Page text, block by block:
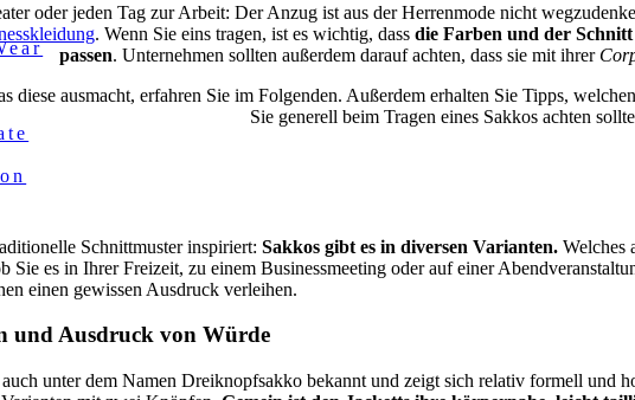
oder jeden Tag zur Arbeit: Der Anzug ist aus der Herrenmode nicht
. Wenn Sie eins tragen, ist es wichtig, dass die Farben und der
passen. Unternehmen sollten außerdem darauf achten, dass sie mit ihrer
diese ausmacht, erfahren Sie im Folgenden. Außerdem erhalten Sie Tipps,
Sie generell beim Tragen eines Sakkos achten
Schnittmuster inspiriert:Sakkos gibt es in diversen Varianten.Welches
Sie es in Ihrer Freizeit, zu einem Businessmeeting oder auf einer
einen gewissen Ausdruck verleihen.
und Ausdruck von Würde
unter dem Namen Dreiknopfsakko bekannt und zeigt sich relativ formell und